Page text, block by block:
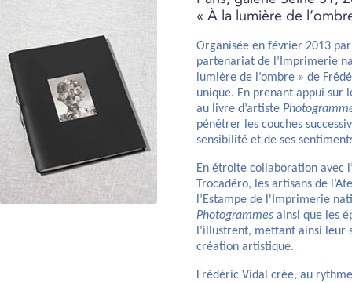
« À la lumière de
Organisée en février 2013
partenariat de l’Imprimerie
lumière de l’ombre » de
unique. En prenant appui sur
au livre d’artiste
pénétrer les couches
sensibilité et de ses
En étroite collaboration avec
Trocadéro, les artisans de
l’Estampe de l'Imprimerie
Photogrammes ainsi que les
l’illustrent, mettant ainsi leur
création artistique.
Frédéric Vidal crée, au